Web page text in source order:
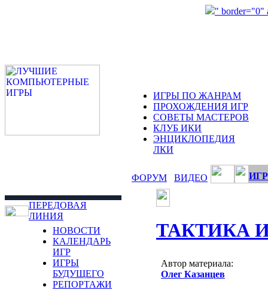
" border="0"
ИГРЫ ПО ЖАНРАМ
ПРОХОЖДЕНИЯ ИГР
СОВЕТЫ МАСТЕРОВ
КЛУБ ИКИ
ЭНЦИКЛОПЕДИЯ
ЛКИ
ФОРУМ ВИДЕО
ПЕРЕДОВАЯ
ЛИНИЯ
НОВОСТИ
КАЛЕНДАРЬ
ИГР
ИГРЫ
БУДУЩЕГО
РЕПОРТАЖИ
ТАКТИКА
Автор материала:
Олег Казанцев